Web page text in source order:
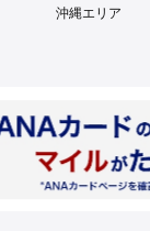
沖縄エリア